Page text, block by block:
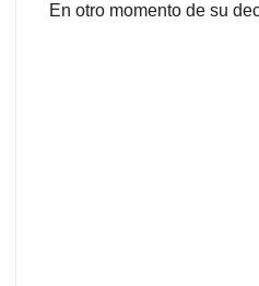
En otro momento de su